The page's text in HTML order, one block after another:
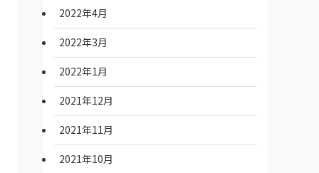
2022年4月
2022年3月
2022年1月
2021年12月
2021年11月
2021年10月